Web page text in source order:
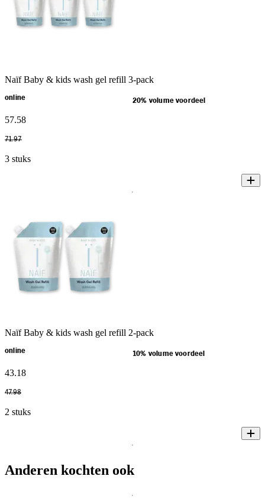
Naïf Baby & kids wash gel refill 3-pack
online 20% volume voordeel
57.58
71.97
3 stuks
Naïf Baby & kids wash gel refill 2-pack
online 10% volume voordeel
43.18
47.98
2 stuks
Anderen kochten ook